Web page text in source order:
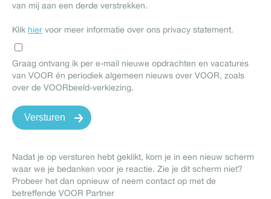
van mij aan een derde verstrekken.
Klik hier voor meer informatie over ons privacy statement.
Graag ontvang ik per e-mail nieuwe opdrachten en vacatures
van VOOR én periodiek algemeen nieuws over VOOR, zoals
over de VOORbeeld-verkiezing.
Nadat je op versturen hebt geklikt, kom je in een nieuw scherm
waar we je bedanken voor je reactie. Zie je dit scherm niet?
Probeer het dan opnieuw of neem contact op met de
betreffende VOOR Partner